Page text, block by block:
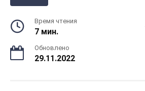
Время чтения
7 мин.
Обновлено
29.11.2022